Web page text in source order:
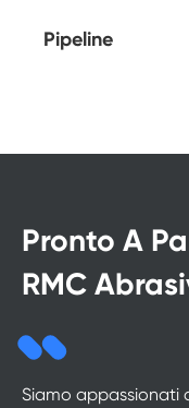
Pipeline
Pronto A
RMC
Siamo appassionati